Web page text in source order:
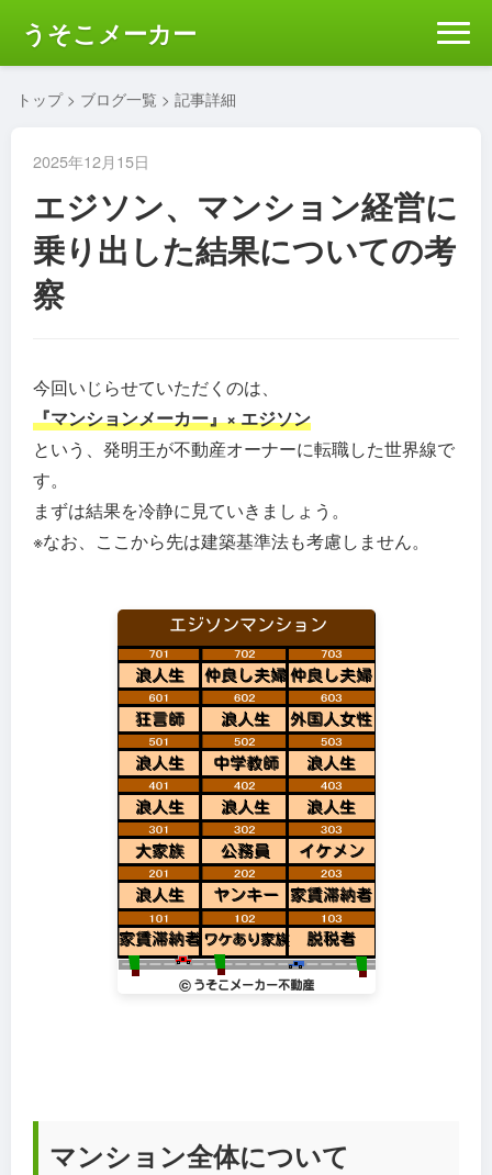
うそこメーカー
トップ> ブログ一覧 > 記事詳細
2025年12月15日
エジソン、マンション経営に
乗り出した結果についての考
察
今回いじらせていただくのは、
『マンションメーカー』× エジソン
という、発明王が不動産オーナーに転職した世界線で
す。
まずは結果を冷静に見ていきましょう。
※なお、ここから先は建築基準法も考慮しません。
マンション全体について